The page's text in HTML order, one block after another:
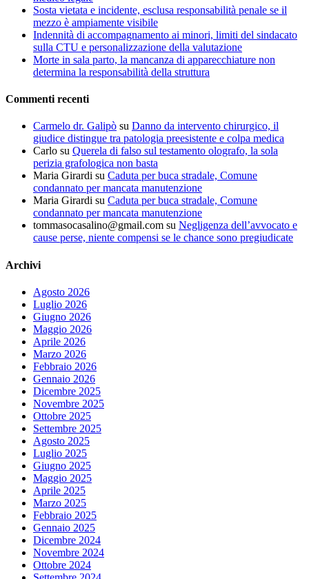
Sosta vietata e incidente, esclusa responsabilità penale se il
mezzo è ampiamente visibile
Indennità di accompagnamento ai minori, limiti del sindacato
sulla CTU e personalizzazione della valutazione
Morte in sala parto, la mancanza di apparecchiature non
determina la responsabilità della struttura
Commenti recenti
Carmelo dr. Galipò su Danno da intervento chirurgico, il
giudice distingue tra patologia preesistente e colpa medica
Carlo su Querela di falso sul testamento olografo, la sola
perizia grafologica non basta
Maria Girardi su Caduta per buca stradale, Comune
condannato per mancata manutenzione
Maria Girardi su Caduta per buca stradale, Comune
condannato per mancata manutenzione
tommasocasalino@gmail.com su Negligenza dell’avvocato e
cause perse, niente compensi se le chance sono pregiudicate
Archivi
Agosto 2026
Luglio 2026
Giugno 2026
Maggio 2026
Aprile 2026
Marzo 2026
Febbraio 2026
Gennaio 2026
Dicembre 2025
Novembre 2025
Ottobre 2025
Settembre 2025
Agosto 2025
Luglio 2025
Giugno 2025
Maggio 2025
Aprile 2025
Marzo 2025
Febbraio 2025
Gennaio 2025
Dicembre 2024
Novembre 2024
Ottobre 2024